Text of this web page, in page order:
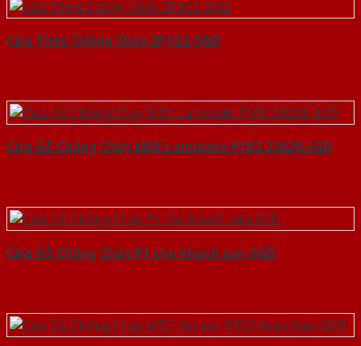
Cửa Thép Chống Cháy 2P1G2-SGD
Cửa Gỗ Chống Cháy MDF Laminate P1R2 23029-SGD
Cửa Gỗ Chống Cháy P1 cho khach san-SGD